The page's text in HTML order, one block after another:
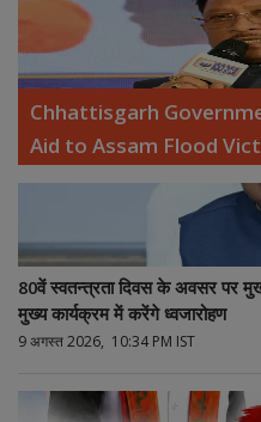
Chhattisgarh
Aid to Assam Flood
80वें स्वतन्त्रता दिवस के अवसर पर
मुख्य कार्यक्रम में करेंगे ध्वजारोहण
9 अगस्त 2026, 10:34 PM IST